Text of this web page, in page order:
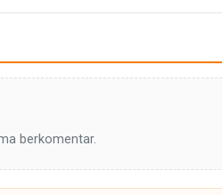
berkomentar.